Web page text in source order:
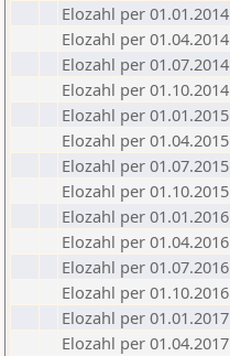
Elozahl per 01.01.2014
Elozahl per 01.04.2014
Elozahl per 01.07.2014
Elozahl per 01.10.2014
Elozahl per 01.01.2015
Elozahl per 01.04.2015
Elozahl per 01.07.2015
Elozahl per 01.10.2015
Elozahl per 01.01.2016
Elozahl per 01.04.2016
Elozahl per 01.07.2016
Elozahl per 01.10.2016
Elozahl per 01.01.2017
Elozahl per 01.04.2017